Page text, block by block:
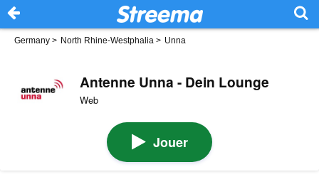
Germany > North Rhine-Westphalia > Unna
Antenne Unna - Dein Lounge
Web
Jouer